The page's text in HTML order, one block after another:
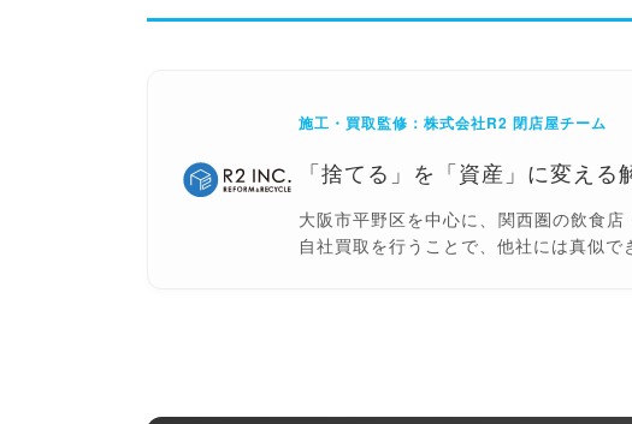
施工・買取監修：株式会社R2 閉店屋チーム
「捨てる」を「資産」に変える
大阪市平野区を中心に、関西圏の飲食
自社買取を行うことで、他社には真似で